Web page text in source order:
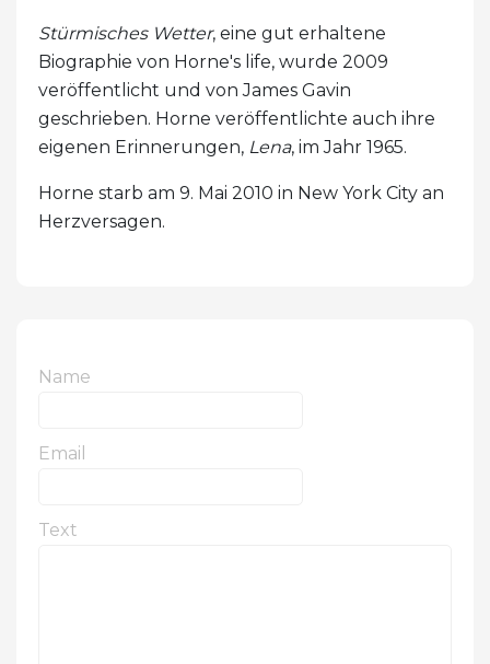
Stürmisches Wetter, eine gut erhaltene
Biographie von Horne's life, wurde 2009
veröffentlicht und von James Gavin
geschrieben. Horne veröffentlichte auch ihre
eigenen Erinnerungen, Lena, im Jahr 1965.
Horne starb am 9. Mai 2010 in New York City an
Herzversagen.
Name
Email
Text